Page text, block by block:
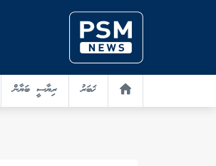
ޚަބަރު ރިޔާސީ ބަޔާން